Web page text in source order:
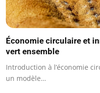
Économie circulaire et
vert ensemble
Introduction à l’économie
un modèle…